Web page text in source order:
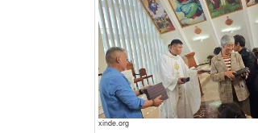
xinde.org